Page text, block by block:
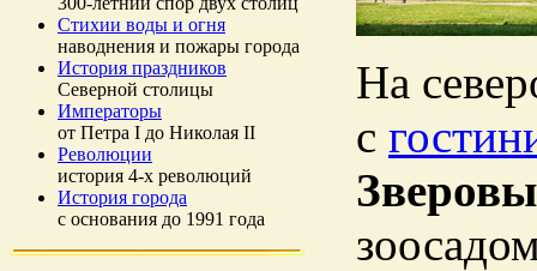
Стихии воды и огня
наводнения и пожары города
История праздников
Северной столицы
Императоры
от Петра I до Николая II
Революции
история 4-х революций
История города
с основания до 1991 года
На
с